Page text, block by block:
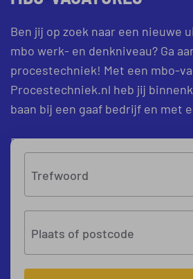
Ben jij op zoek naar een nieuwe
mbo werk- en denkniveau? Ga
procestechniek! Met een mbo-
Procestechniek.nl heb jij
baan bij een gaaf bedrijf en met
Bekijk onderstaand ons aanbod
Trefwoord
Plaats of postcode